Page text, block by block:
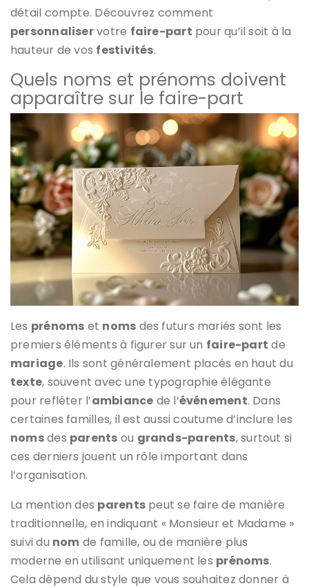
détail compte. Découvrez comment
personnaliservotre faire-part pour qu’il soit à la
hauteur de vos festivités.
Quels noms et prénoms doivent
apparaître sur le faire-part
Les prénoms et noms des futurs mariés sont les
premiers éléments à figurer sur un faire-part de
mariage. Ils sont généralement placés en haut du
texte, souvent avec une typographie élégante
pour refléter l’ambiance de l’événement. Dans
certaines familles, il est aussi coutume d’inclure les
nomsdes parents ou grands-parents, surtout si
ces derniers jouent un rôle important dans
l’organisation.
La mention des parentspeut se faire de manière
traditionnelle, en indiquant « Monsieur et Madame »
suivi du nom de famille, ou de manière plus
moderne en utilisant uniquement les prénoms.
Cela dépend du style que vous souhaitez donner à